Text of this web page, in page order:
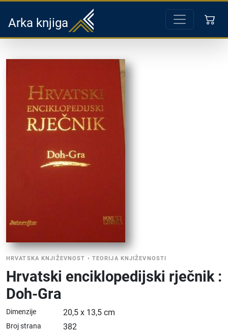
Arka knjiga
HRVATSKA KNJIŽEVNOST • TEORIJA KNJIŽEVNOSTI
Hrvatski enciklopedijski rječnik :
Doh-Gra
Dimenzije 20,5 x 13,5 cm
Broj strana 382